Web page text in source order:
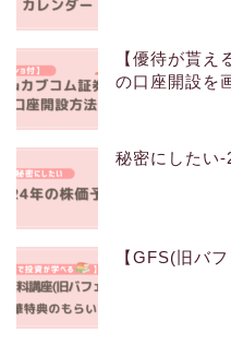
【優待が貰
の口座開設を
秘密にしたい
【GFS(旧バ